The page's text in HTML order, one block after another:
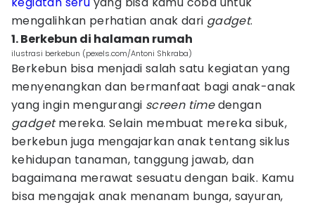
mengalihkan perhatian anak dari gadget.
1. Berkebun di halaman rumah
ilustrasi berkebun (pexels.com/Antoni Shkraba)
Berkebun bisa menjadi salah satu kegiatan yang
menyenangkan dan bermanfaat bagi anak-anak
yang ingin mengurangi screen timedengan
gadgetmereka. Selain membuat mereka sibuk,
berkebun juga mengajarkan anak tentang siklus
kehidupan tanaman, tanggung jawab, dan
bagaimana merawat sesuatu dengan baik. Kamu
bisa mengajak anak menanam bunga, sayuran,